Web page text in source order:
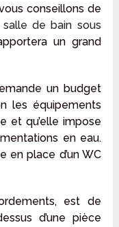
conseillons de
salle de bain sous
un grand
un budget
les équipements
et qu’elle impose
en eau.
en place d’un WC
est de
d’une pièce